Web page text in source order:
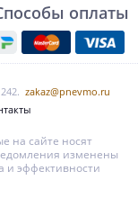
оплаты
zakaz@pnevmo.ru
на сайте носят
изменены
и эффективности